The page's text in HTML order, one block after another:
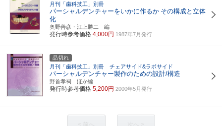
月刊「歯科技工」別冊
パーシャルデンチャーをいかに作るか その構成と立体
化
奥野善彦・江上勝二 編
発行時参考価格 4,000円 1987年7月発行
品切れ
月刊「歯科技工」別冊 チェアサイド&ラボサイド
パーシャルデンチャー製作のための設計/構造
野首孝祠 ほか編
発行時参考価格 5,200円 2000年5月発行